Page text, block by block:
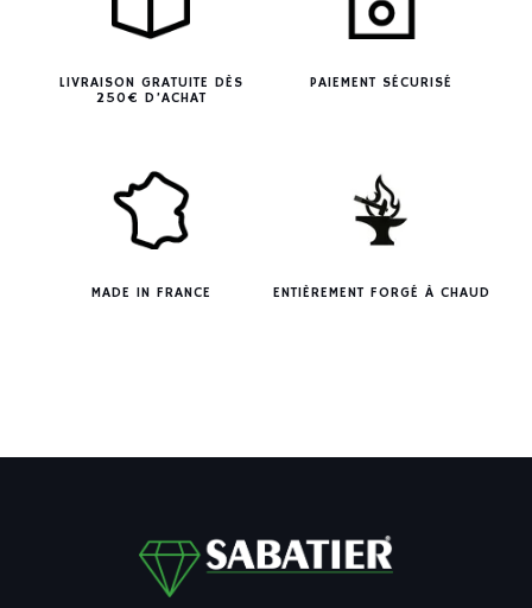
LIVRAISON GRATUITE DÈS
250€ D’ACHAT
PAIEMENT SÉCURISÉ
MADE IN FRANCE ENTIÈREMENT FORGÉ À CHAUD